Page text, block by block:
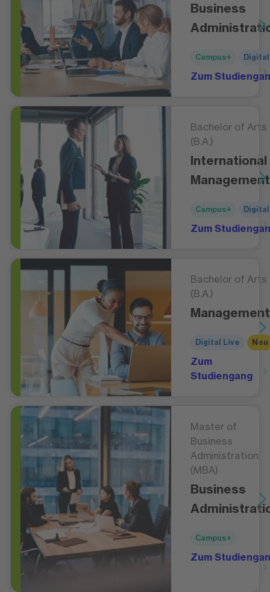
Business
Campus+
Zum
Bachelor of Arts
(B.A.)
International
Management
Campus+
Zum
Bachelor of Arts
(B.A.)
Management
Digital Live Neu
Zum
Studiengang
Master of
Business
Administration
(MBA)
Business
Campus+
Zum